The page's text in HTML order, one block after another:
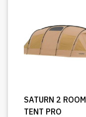
SATURN 2 ROOM
TENT PRO